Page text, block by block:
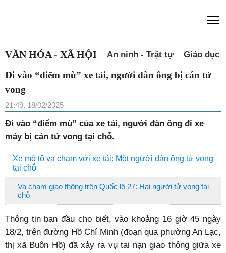
VĂN HÓA - XÃ HỘI An ninh - Trật tự Giáo dục
Đi vào “điểm mù” xe tải, người đàn ông bị cán tử
vong
21:49, 18/02/2025
Đi vào “điểm mù” của xe tải, người đàn ông đi xe
máy bị cán tử vong tại chỗ.
Xe mô tô va chạm với xe tải: Một người đàn ông tử vong
tại chỗ
Va chạm giao thông trên Quốc lộ 27: Hai người tử vong tại
chỗ
Thông tin ban đầu cho biết, vào khoảng 16 giờ 45 ngày
18/2, trên đường Hồ Chí Minh (đoạn qua phường An Lạc,
thị xã Buôn Hồ) đã xảy ra vụ tai nạn giao thông giữa xe